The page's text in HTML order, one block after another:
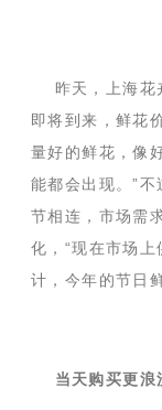
昨天，上海花
即将到来，鲜花
量好的鲜花，像
能都会出现。”
节相连，市场需
化，“现在市场
计，今年的节日
当天购买更浪